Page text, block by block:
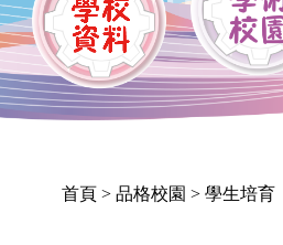
首頁> 品格校園 > 學生培育